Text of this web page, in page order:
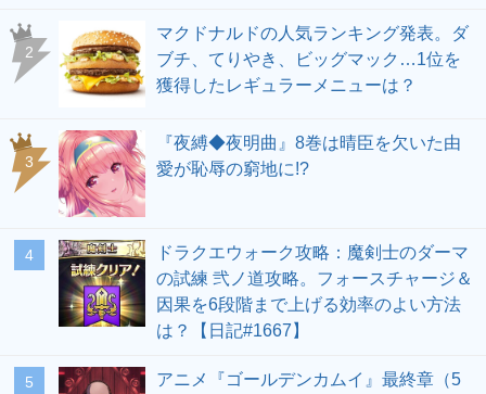
マクドナルドの人気ランキング発表。ダ
ブチ、てりやき、ビッグマック…1位を
獲得したレギュラーメニューは？
『夜縛◆夜明曲』8巻は晴臣を欠いた由
愛が恥辱の窮地に!?
ドラクエウォーク攻略：魔剣士のダーマ
の試練 弐ノ道攻略。フォースチャージ＆
因果を6段階まで上げる効率のよい方法
は？【日記#1667】
アニメ『ゴールデンカムイ』最終章（5